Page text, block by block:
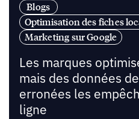
Blogs
Optimisation des fiches
Marketing sur Google
Les marques
mais des données
erronées les
ligne